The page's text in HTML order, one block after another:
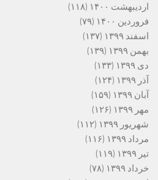
اردیبهشت ۱۴۰۰
(۱۱۸)
فروردین ۱۴۰۰
(۷۹)
اسفند ۱۳۹۹
(۱۳۷)
بهمن ۱۳۹۹
(۱۳۹)
دی ۱۳۹۹
(۱۳۳)
آذر ۱۳۹۹
(۱۲۴)
آبان ۱۳۹۹
(۱۵۹)
مهر ۱۳۹۹
(۱۲۶)
شهریور ۱۳۹۹
(۱۱۲)
مرداد ۱۳۹۹
(۱۱۶)
تیر ۱۳۹۹
(۱۱۹)
خرداد ۱۳۹۹
(۷۸)